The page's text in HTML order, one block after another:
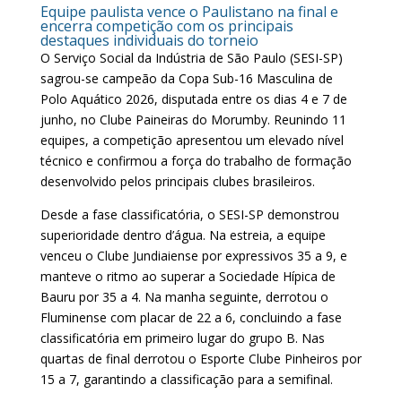
Equipe paulista vence o Paulistano na final e
encerra competição com os principais
destaques individuais do torneio
O Serviço Social da Indústria de São Paulo (SESI-SP)
sagrou-se campeão da Copa Sub-16 Masculina de
Polo Aquático 2026, disputada entre os dias 4 e 7 de
junho, no Clube Paineiras do Morumby. Reunindo 11
equipes, a competição apresentou um elevado nível
técnico e confirmou a força do trabalho de formação
desenvolvido pelos principais clubes brasileiros.
Desde a fase classificatória, o SESI-SP demonstrou
superioridade dentro d’água. Na estreia, a equipe
venceu o Clube Jundiaiense por expressivos 35 a 9, e
manteve o ritmo ao superar a Sociedade Hípica de
Bauru por 35 a 4. Na manha seguinte, derrotou o
Fluminense com placar de 22 a 6, concluindo a fase
classificatória em primeiro lugar do grupo B. Nas
quartas de final derrotou o Esporte Clube Pinheiros por
15 a 7, garantindo a classificação para a semifinal.